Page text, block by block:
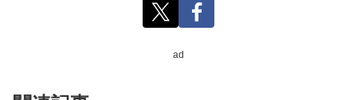
ad